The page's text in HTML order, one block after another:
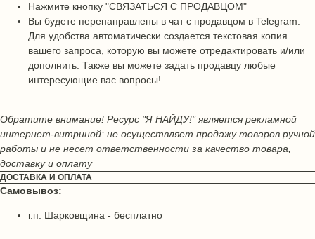
Нажмите кнопку "СВЯЗАТЬСЯ С ПРОДАВЦОМ"
Вы будете перенаправлены в чат с продавцом в Telegram.
Для удобства автоматически создается текстовая копия
вашего запроса, которую вы можете отредактировать и/или
дополнить. Также вы можете задать продавцу любые
интересующие вас вопросы!
Обратите внимание! Ресурс "Я НАЙДУ!" является рекламной
интернет-витриной: не осуществляет продажу товаров ручной
работы и не несет ответственности за качество товара,
доставку и оплату
ДОСТАВКА И ОПЛАТА
Самовывоз:
г.п. Шарковщина - бесплатно